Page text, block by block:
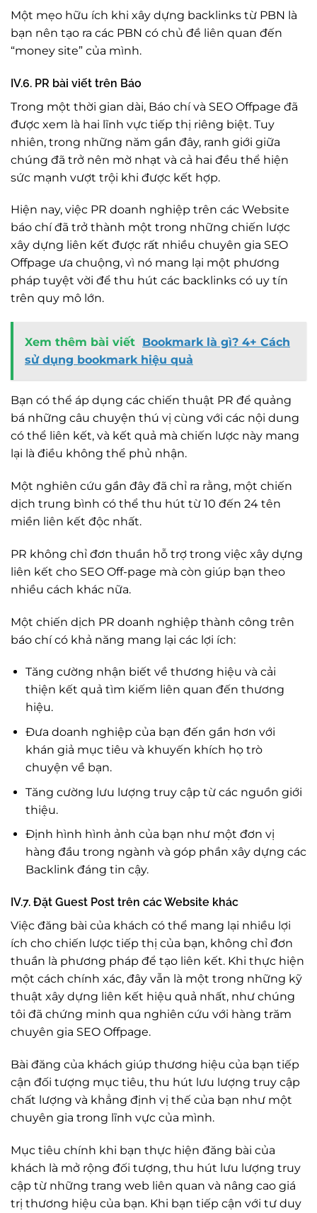
Một mẹo hữu ích khi xây dựng backlinks từ PBN là
bạn nên tạo ra các PBN có chủ đề liên quan đến
“money site” của mình.
IV.6. PR bài viết trên Báo
Trong một thời gian dài, Báo chí và SEO Offpage đã
được xem là hai lĩnh vực tiếp thị riêng biệt. Tuy
nhiên, trong những năm gần đây, ranh giới giữa
chúng đã trở nên mờ nhạt và cả hai đều thể hiện
sức mạnh vượt trội khi được kết hợp.
Hiện nay, việc PR doanh nghiệp trên các Website
báo chí đã trở thành một trong những chiến lược
xây dựng liên kết được rất nhiều chuyên gia SEO
Offpage ưa chuộng, vì nó mang lại một phương
pháp tuyệt vời để thu hút các backlinks có uy tín
trên quy mô lớn.
Xem thêm bài viết Bookmark là gì? 4+ Cách
sử dụng bookmark hiệu quả
Bạn có thể áp dụng các chiến thuật PR để quảng
bá những câu chuyện thú vị cùng với các nội dung
có thể liên kết, và kết quả mà chiến lược này mang
lại là điều không thể phủ nhận.
Một nghiên cứu gần đây đã chỉ ra rằng, một chiến
dịch trung bình có thể thu hút từ 10 đến 24 tên
miền liên kết độc nhất.
PR không chỉ đơn thuần hỗ trợ trong việc xây dựng
liên kết cho SEO Off-page mà còn giúp bạn theo
nhiều cách khác nữa.
Một chiến dịch PR doanh nghiệp thành công trên
báo chí có khả năng mang lại các lợi ích:
Tăng cường nhận biết về thương hiệu và cải
thiện kết quả tìm kiếm liên quan đến thương
hiệu.
Đưa doanh nghiệp của bạn đến gần hơn với
khán giả mục tiêu và khuyến khích họ trò
chuyện về bạn.
Tăng cường lưu lượng truy cập từ các nguồn giới
thiệu.
Định hình hình ảnh của bạn như một đơn vị
hàng đầu trong ngành và góp phần xây dựng các
Backlink đáng tin cậy.
IV.7. Đặt Guest Post trên các Website khác
Việc đăng bài của khách có thể mang lại nhiều lợi
ích cho chiến lược tiếp thị của bạn, không chỉ đơn
thuần là phương pháp để tạo liên kết. Khi thực hiện
một cách chính xác, đây vẫn là một trong những kỹ
thuật xây dựng liên kết hiệu quả nhất, như chúng
tôi đã chứng minh qua nghiên cứu với hàng trăm
chuyên gia SEO Offpage.
Bài đăng của khách giúp thương hiệu của bạn tiếp
cận đối tượng mục tiêu, thu hút lưu lượng truy cập
chất lượng và khẳng định vị thế của bạn như một
chuyên gia trong lĩnh vực của mình.
Mục tiêu chính khi bạn thực hiện đăng bài của
khách là mở rộng đối tượng, thu hút lưu lượng truy
cập từ những trang web liên quan và nâng cao giá
trị thương hiệu của bạn. Khi bạn tiếp cận với tư duy